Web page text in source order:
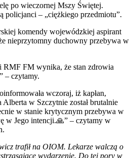
po wieczornej Mszy Świętej.
policjanci – „ciężkiego przedmiotu”.
komendy wojewódzkiej aspirant
nieprzytomny duchowny przebywa w
RMF FM wynika, że stan zdrowia
– czytamy.
wczoraj, iż kapłan,
w Szczytnie został brutalnie
w stanie krytycznym przebywa w
w Jego intencji.🙏” – czytamy w
trafił na OIOM. Lekarze walczą o
wydarzenie. Do tej pory w